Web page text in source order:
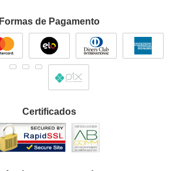
Formas de Pagamento
Certificados